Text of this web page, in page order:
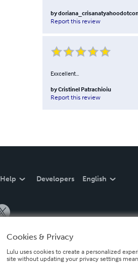
by
Report this review
Exxcellent...
byCristinel Patrachioiu
Report this review
Help Developers English
Cookies & Privacy
Lulu uses cookies to create a personalized
site without updating your privacy settings